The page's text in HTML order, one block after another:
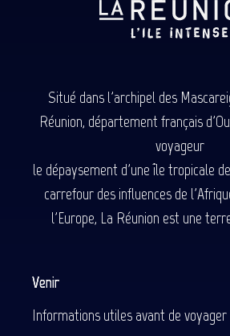
Situé dans l'archipel des
Réunion, département français
voyageur
le dépaysement d'une île tropicale
carrefour des influences de
l'Europe, La Réunion est une
Venir
Informations utiles avant de voyager